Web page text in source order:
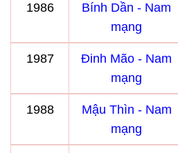
1986
Bính Dần - Nam
mạng
1987
Đinh Mão - Nam
mạng
1988
Mậu Thìn - Nam
mạng